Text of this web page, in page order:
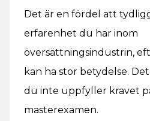
Det är en fördel att
erfarenhet du har inom
översättningsindustrin,
kan ha stor betydelse.
du inte uppfyller kravet
masterexamen.